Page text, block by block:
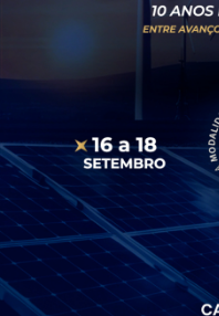
Batel